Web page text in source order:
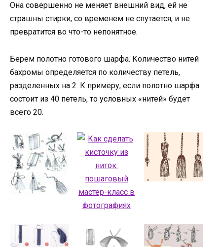
Она совершенно не меняет внешний вид, ей не
страшны стирки, со временем не спутается, и не
превратится во что-то непонятное.
Берем полотно готового шарфа. Количество нитей
бахромы определяется по количеству петель,
разделенных на 2. К примеру, если полотно шарфа
состоит из 40 петель, то условных «нитей» будет
всего 20.